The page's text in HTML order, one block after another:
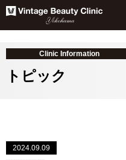
Clinic Information
トピック
2024.09.09